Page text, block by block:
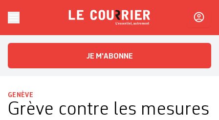
Le CourrierL'essentiel, autrement
JE M'ABONNE
GENÈVE
Grève contre les mesures